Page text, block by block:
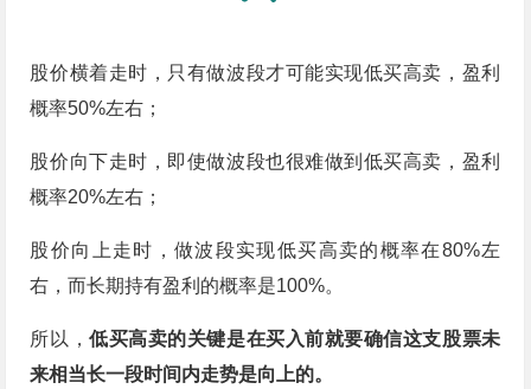
股价横着走时，只有做波段才可能实现低买高卖，盈利
概率50%左右；
股价向下走时，即使做波段也很难做到低买高卖，盈利
概率20%左右；
股价向上走时，做波段实现低买高卖的概率在80%左
右，而长期持有盈利的概率是100%。
所以，低买高卖的关键是在买入前就要确信这支股票未
来相当长一段时间内走势是向上的。